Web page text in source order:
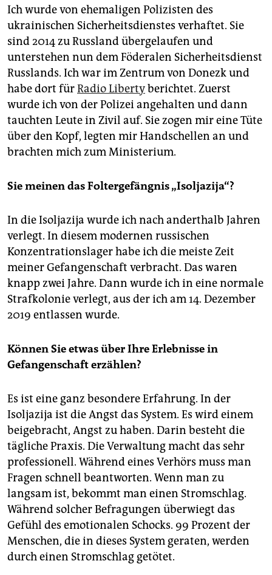
Ich wurde von ehemaligen Polizisten des
ukrainischen Sicherheitsdienstes verhaftet. Sie
sind 2014 zu Russland übergelaufen und
unterstehen nun dem Föderalen Sicherheitsdienst
Russlands. Ich war im Zentrum von Donezk und
habe dort fürRadio Libertyberichtet. Zuerst
wurde ich von der Polizei angehalten und dann
tauchten Leute in Zivil auf. Sie zogen mir eine Tüte
über den Kopf, legten mir Handschellen an und
brachten mich zum Ministerium.
Sie meinen das Foltergefängnis ­„Isoljazija“?
In die Isoljazija wurde ich nach anderthalb Jahren
verlegt. In diesem modernen russischen
Konzentrationslager habe ich die meiste Zeit
meiner Gefangenschaft verbracht. Das waren
knapp zwei Jahre. Dann wurde ich in eine normale
Strafkolonie verlegt, aus der ich am 14. Dezember
2019 entlassen wurde.
Können Sie etwas über Ihre Erlebnisse in
Gefangenschaft erzählen?
Es ist eine ganz besondere Erfahrung. In der
Isoljazija ist die Angst das System. Es wird einem
beigebracht, Angst zu haben. Darin besteht die
tägliche Praxis. Die Verwaltung macht das sehr
professionell. Während eines Verhörs muss man
Fragen schnell beantworten. Wenn man zu
langsam ist, bekommt man einen Stromschlag.
Während solcher Befragungen überwiegt das
Gefühl des emotionalen Schocks. 99 Prozent der
Menschen, die in dieses System geraten, werden
durch einen Stromschlag getötet.